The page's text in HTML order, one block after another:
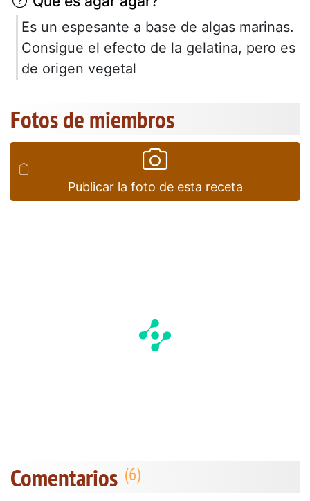
Es un espesante a base de algas marinas.
Consigue el efecto de la gelatina, pero es
de origen vegetal
Fotos de miembros
Publicar la foto de esta receta
Comentarios